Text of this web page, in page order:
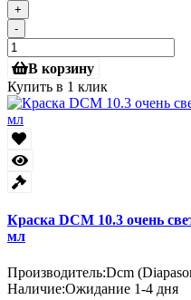
+
-
В корзину
Купить в 1 клик
Краска DCM 10.3 очень
мл
Производитель:Dcm
Наличие:Ожидание 1-4 дня